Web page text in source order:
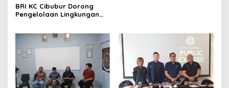
BRI KC Cibubur Dorong
Pengelolaan Lingkungan